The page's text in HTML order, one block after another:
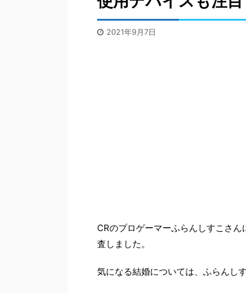
2021年9月7日
CRのプロゲーマーふらんしすこさ
査しました。
気になる結婚については、ふらんし